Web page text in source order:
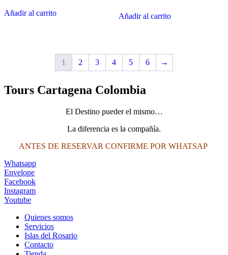
Añadir al carrito
era:
Añadir al carrito
1 2 3 4 5 6 →
Tours Cartagena Colombia
El Destino pueder el mismo…
La diferencia es la compañía.
ANTES DE RESERVAR CONFIRME POR WHATSAP
Whatsapp
Envelope
Facebook
Instagram
Youtube
Quienes somos
Servicios
Islas del Rosario
Contacto